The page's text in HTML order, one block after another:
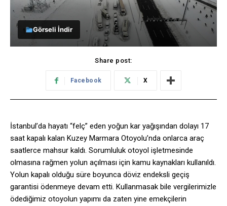
Görseli İndir
Share post:
Facebook X
İstanbul’da hayatı “felç” eden yoğun kar yağışından dolayı 17
saat kapalı kalan Kuzey Marmara Otoyolu’nda onlarca araç
saatlerce mahsur kaldı. Sorumluluk otoyol işletmesinde
olmasına rağmen yolun açılması için kamu kaynakları kullanıldı.
Yolun kapalı olduğu süre boyunca döviz endeksli geçiş
garantisi ödenmeye devam etti. Kullanmasak bile vergilerimizle
ödediğimiz otoyolun yapımı da zaten yine emekçilerin